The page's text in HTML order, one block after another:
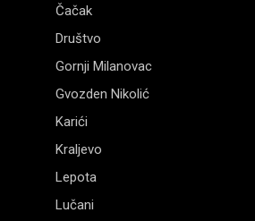
Čačak
Društvo
Gornji Milanovac
Gvozden Nikolić
Karići
Kraljevo
Lepota
Lučani